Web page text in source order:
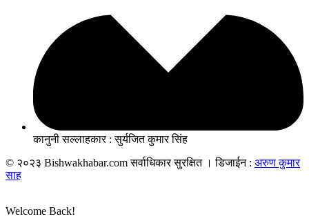
कानुनी सल्लाहकार : सुर्यजित कुमार सिंह
© २०२३ Bishwakhabar.com सर्वाधिकार सुरक्षित । डिजाईन : अरुण कुमार
साह
Welcome Back!